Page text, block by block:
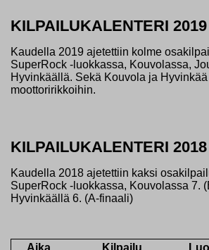
KILPAILUKALENTERI 2019
Kaudella 2019 ajetettiin kolme
SuperRock -luokkassa, Kouvolassa,
Hyvinkäällä. Sekä Kouvola ja
moottoririkkoihin.
KILPAILUKALENTERI 2018
Kaudella 2018 ajetettiin kaksi
SuperRock -luokkassa, Kouvolassa 7.
Hyvinkäällä 6. (A-finaali)